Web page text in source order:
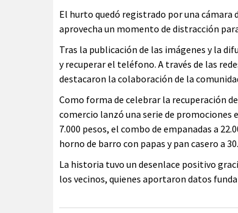
El hurto quedó registrado por una cámara
aprovecha un momento de distracción
Tras la publicación de las imágenes y la
y recuperar el teléfono. A través de las
destacaron la colaboración de la
Como forma de celebrar la recuperación
comercio lanzó una serie de promociones
7.000 pesos, el combo de empanadas a
horno de barro con papas y pan casero a
La historia tuvo un desenlace positivo
los vecinos, quienes aportaron datos